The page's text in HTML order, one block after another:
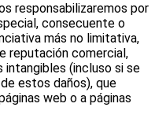
responsabilizaremos por
consecuente o
más no limitativa,
reputación comercial,
intangibles (incluso si se
estos daños), que
web o a páginas